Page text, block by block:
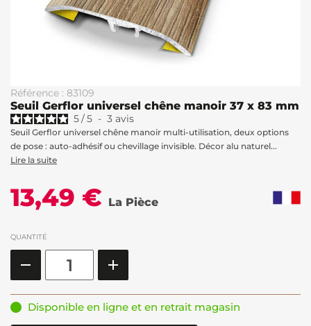
Référence : 83109
Seuil Gerflor universel chêne manoir 37 x 83 mm
5/5 - 3 avis
Seuil Gerflor universel chêne manoir multi-utilisation, deux options
de pose : auto-adhésif ou chevillage invisible. Décor alu naturel...
Lire la suite
13,49 € La Pièce
QUANTITÉ
Disponible en ligne et en retrait magasin